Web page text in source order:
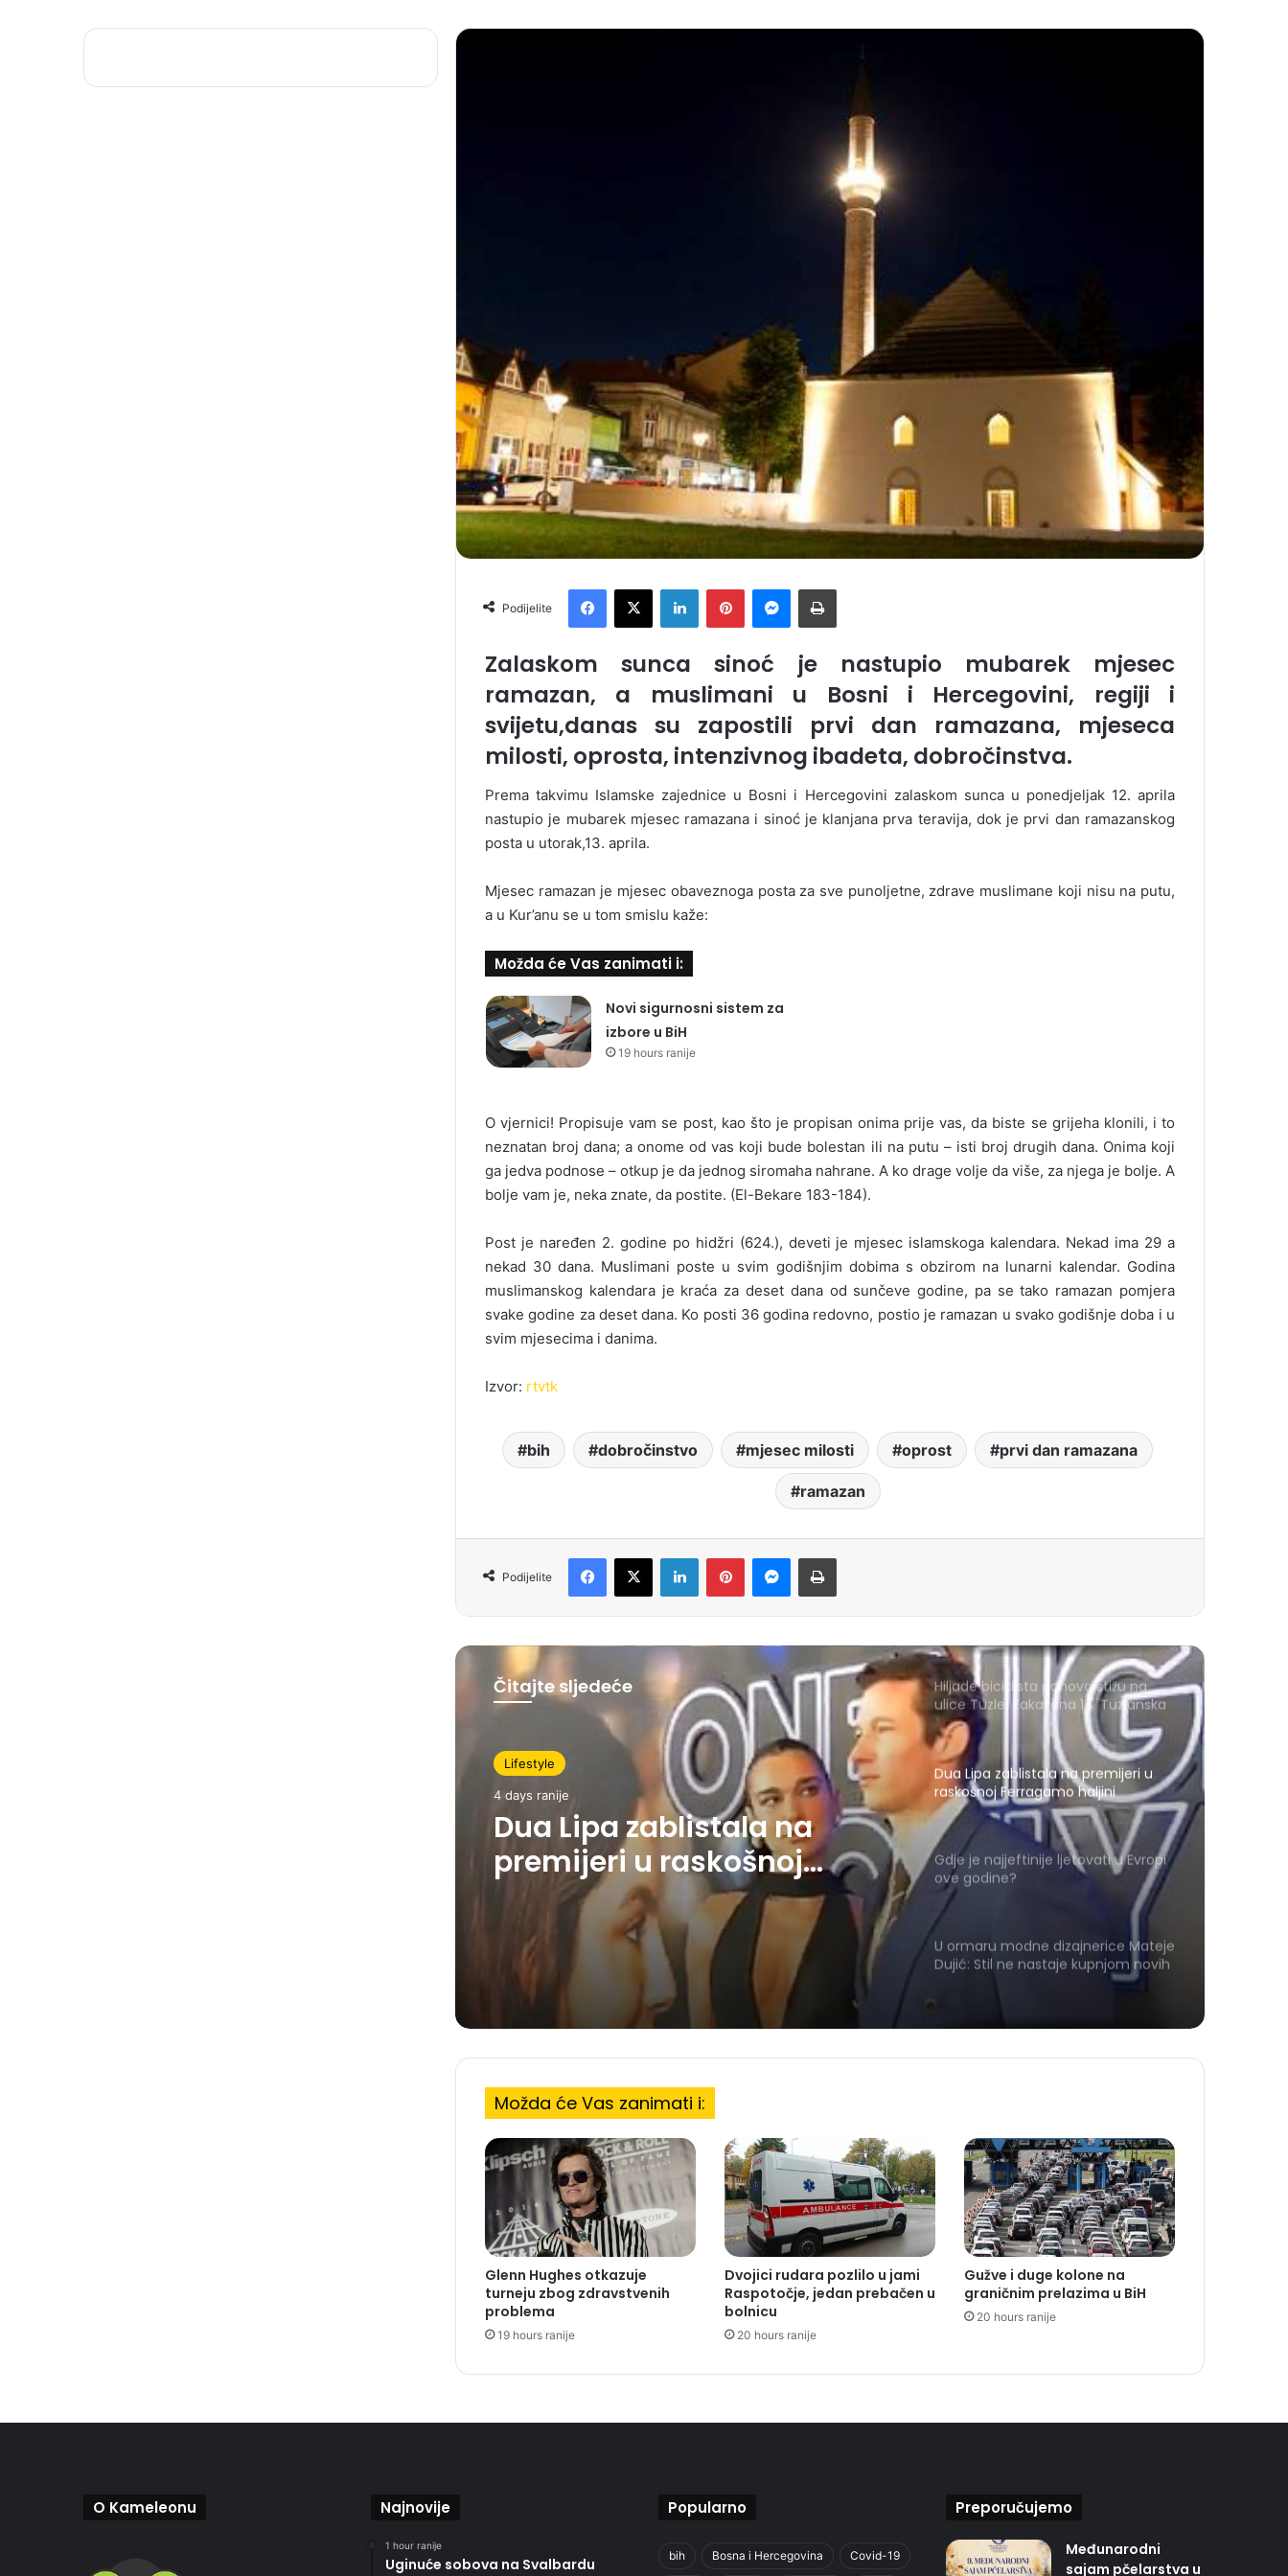
Podijelite
Zalaskom sunca sinoć je nastupio mubarek mjesec
ramazan, a muslimani u Bosni i Hercegovini, regiji i
svijetu,danas su zapostili prvi dan ramazana, mjeseca
milosti, oprosta, intenzivnog ibadeta, dobročinstva.
Prema takvimu Islamske zajednice u Bosni i Hercegovini zalaskom sunca u ponedjeljak 12. aprila
nastupio je mubarek mjesec ramazana i sinoć je klanjana prva teravija, dok je prvi dan ramazanskog
posta u utorak,13. aprila.
Mjesec ramazan je mjesec obaveznoga posta za sve punoljetne, zdrave muslimane koji nisu na putu,
a u Kur’anu se u tom smislu kaže:
Možda će Vas zanimati i:
Novi sigurnosni sistem za
izbore u BiH
19 hours ranije
O vjernici! Propisuje vam se post, kao što je propisan onima prije vas, da biste se grijeha klonili, i to
neznatan broj dana; a onome od vas koji bude bolestan ili na putu – isti broj drugih dana. Onima koji
ga jedva podnose – otkup je da jednog siromaha nahrane. A ko drage volje da više, za njega je bolje. A
bolje vam je, neka znate, da postite. (El-Bekare 183-184).
Post je naređen 2. godine po hidžri (624.), deveti je mjesec islamskoga kalendara. Nekad ima 29 a
nekad 30 dana. Muslimani poste u svim godišnjim dobima s obzirom na lunarni kalendar. Godina
muslimanskog kalendara je kraća za deset dana od sunčeve godine, pa se tako ramazan pomjera
svake godine za deset dana. Ko posti 36 godina redovno, postio je ramazan u svako godišnje doba i u
svim mjesecima i danima.
Izvor: rtvtk
bih dobročinstvo mjesec milosti oprost prvi dan ramazana
ramazan
Podijelite
Čitajte sljedeće
Lifestyle
4 days ranije
Dua Lipa zablistala na
premijeri u raskošnoj
Ferragamo haljini
Hiljade biciklista ponovo stižu na
ulice Tuzle: Zakazana 14. Tuzlanska
biciklijada
Dua Lipa zablistala na premijeri u
raskošnoj Ferragamo haljini
Gdje je najjeftinije ljetovati u Evropi
ove godine?
U ormaru modne dizajnerice Mateje
Dujić: Stil ne nastaje kupnjom novih
Možda će Vas zanimati i:
Glenn Hughes otkazuje
turneju zbog zdravstvenih
problema
19 hours ranije
Dvojici rudara pozlilo u jami
Raspotočje, jedan prebačen u
bolnicu
20 hours ranije
Gužve i duge kolone na
graničnim prelazima u BiH
20 hours ranije
O Kameleonu Najnovije
1 hour ranije
Uginuće sobova na Svalbardu
Popularno
bih Bosna i Hercegovina Covid-19
Preporučujemo
Međunarodni
sajam pčelarstva u